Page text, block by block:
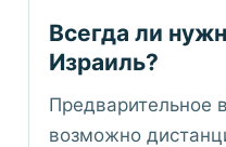
Всегда ли
Израиль?
Предварительное
возможно